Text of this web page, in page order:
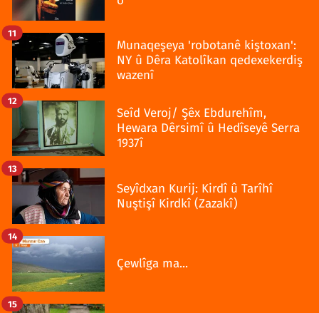
Munaqeşeya 'robotanê kiştoxan':
NY û Dêra Katolîkan qedexekerdiş
wazenî
11
Seîd Veroj/ Şêx Ebdurehîm,
Hewara Dêrsimî û Hedîseyê Serra
1937î
12
Seyîdxan Kurij: Kirdî û Tarîhî
Nuştişî Kirdkî (Zazakî)
13
Çewlîga ma...
14
15